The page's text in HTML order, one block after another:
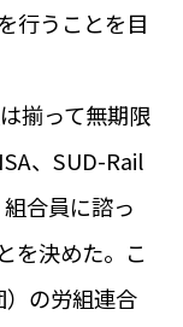
円
ー
行うことを目
揃って無期限
、SUD-Rail
合員に諮っ
を決めた。こ
の労組連合